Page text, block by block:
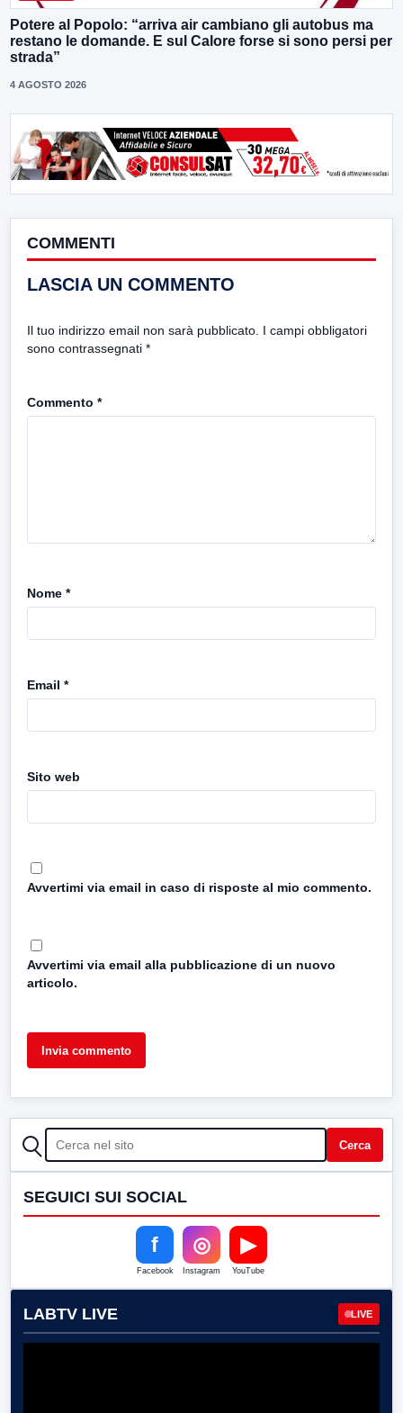
Potere al Popolo: “arriva air cambiano gli autobus ma
restano le domande. E sul Calore forse si sono persi per
strada”
4 AGOSTO 2026
COMMENTI
LASCIA UN COMMENTO
Il tuo indirizzo email non sarà pubblicato. I campi obbligatori
sono contrassegnati *
Commento *
Nome *
Email *
Sito web
Avvertimi via email in caso di risposte al mio commento.
Avvertimi via email alla pubblicazione di un nuovo
articolo.
CERCA Cerca
SEGUICI SUI SOCIAL
f
Facebook
◎
Instagram
▶
YouTube
LABTV LIVE LIVE